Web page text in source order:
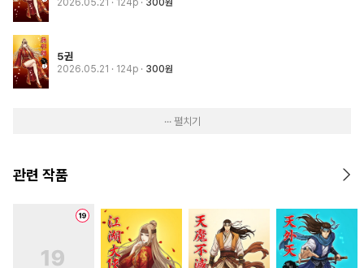
5권
2026.05.21 · 124p 300원
··· 펼치기
관련 작품